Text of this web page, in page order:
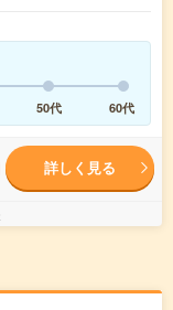
50代 60代
詳しく見る